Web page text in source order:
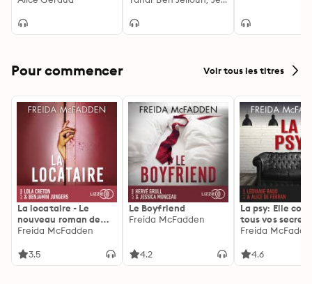
Pour commencer Voir tous les titres
La locataire - Le
nouveau roman de
l'autrice de La femme
Freida McFadden
3.5
Le Boyfriend
Freida McFadden
4.2
La psy: Elle
tous vos
découvrez les
Freida
4.6